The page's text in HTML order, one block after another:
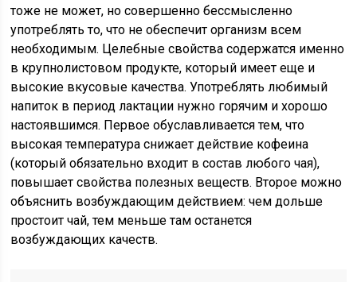
тоже не может, но совершенно бессмысленно
употреблять то, что не обеспечит организм всем
необходимым. Целебные свойства содержатся именно
в крупнолистовом продукте, который имеет еще и
высокие вкусовые качества. Употреблять любимый
напиток в период лактации нужно горячим и хорошо
настоявшимся. Первое обуславливается тем, что
высокая температура снижает действие кофеина
(который обязательно входит в состав любого чая),
повышает свойства полезных веществ. Второе можно
объяснить возбуждающим действием: чем дольше
простоит чай, тем меньше там останется
возбуждающих качеств.